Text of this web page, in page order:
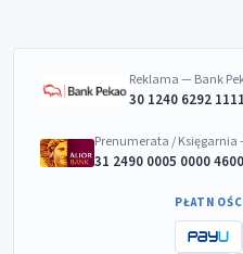
Reklama — Bank
30 1240 6292
Prenumerata / Księgarnia
31 2490 0005 0000